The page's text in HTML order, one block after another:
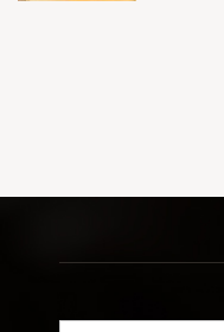
Search